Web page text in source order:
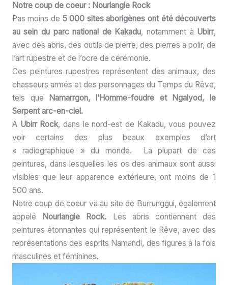
Notre coup de coeur : Nourlangie Rock
Pas moins de 5 000 sites aborigènes ont été découverts
au sein du parc national de Kakadu, notamment à Ubirr,
avec des abris, des outils de pierre, des pierres à polir, de
l’art rupestre et de l’ocre de cérémonie.
Ces peintures rupestres représentent des animaux, des
chasseurs armés et des personnages du Temps du Rêve,
tels que Namarrgon, l’Homme-foudre et Ngalyod, le
Serpent arc-en-ciel.
A Ubirr Rock, dans le nord-est de Kakadu, vous pouvez
voir certains des plus beaux exemples d’art
« radiographique » du monde. La plupart de ces
peintures, dans lesquelles les os des animaux sont aussi
visibles que leur apparence extérieure, ont moins de 1
500 ans.
Notre coup de coeur va au site de Burrunggui, également
appelé
Nourlangie Rock. Les abris contiennent des
peintures étonnantes qui représentent le Rêve, avec des
représentations des esprits Namandi, des figures à la fois
masculines et féminines.